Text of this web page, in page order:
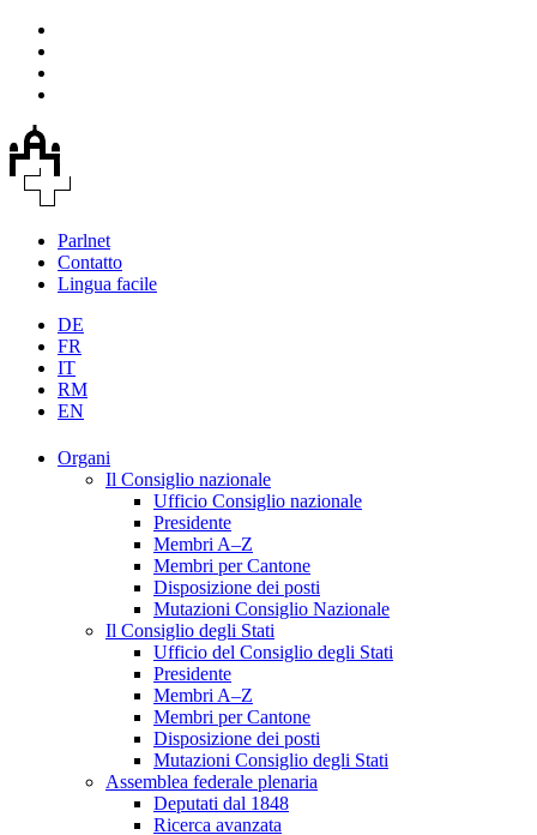
Parlnet
Contatto
Lingua facile
DE
FR
IT
RM
EN
Organi
Il Consiglio nazionale
Ufficio Consiglio nazionale
Presidente
Membri A–Z
Membri per Cantone
Disposizione dei posti
Mutazioni Consiglio Nazionale
Il Consiglio degli Stati
Ufficio del Consiglio degli Stati
Presidente
Membri A–Z
Membri per Cantone
Disposizione dei posti
Mutazioni Consiglio degli Stati
Assemblea federale plenaria
Deputati dal 1848
Ricerca avanzata